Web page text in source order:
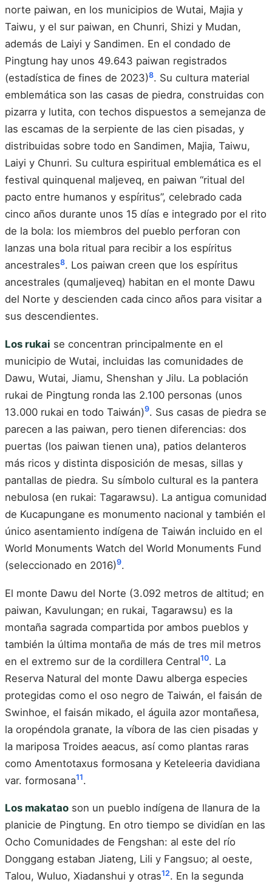
norte paiwan, en los municipios de Wutai, Majia y
Taiwu, y el sur paiwan, en Chunri, Shizi y Mudan,
además de Laiyi y Sandimen. En el condado de
Pingtung hay unos 49.643 paiwan registrados
(estadística de fines de 2023)8. Su cultura material
emblemática son las casas de piedra, construidas con
pizarra y lutita, con techos dispuestos a semejanza de
las escamas de la serpiente de las cien pisadas, y
distribuidas sobre todo en Sandimen, Majia, Taiwu,
Laiyi y Chunri. Su cultura espiritual emblemática es el
festival quinquenal maljeveq, en paiwan “ritual del
pacto entre humanos y espíritus”, celebrado cada
cinco años durante unos 15 días e integrado por el rito
de la bola: los miembros del pueblo perforan con
lanzas una bola ritual para recibir a los espíritus
ancestrales8. Los paiwan creen que los espíritus
ancestrales (qumaljeveq) habitan en el monte Dawu
del Norte y descienden cada cinco años para visitar a
sus descendientes.
Los rukai se concentran principalmente en el
municipio de Wutai, incluidas las comunidades de
Dawu, Wutai, Jiamu, Shenshan y Jilu. La población
rukai de Pingtung ronda las 2.100 personas (unos
13.000 rukai en todo Taiwán)9. Sus casas de piedra se
parecen a las paiwan, pero tienen diferencias: dos
puertas (los paiwan tienen una), patios delanteros
más ricos y distinta disposición de mesas, sillas y
pantallas de piedra. Su símbolo cultural es la pantera
nebulosa (en rukai: Tagarawsu). La antigua comunidad
de Kucapungane es monumento nacional y también el
único asentamiento indígena de Taiwán incluido en el
World Monuments Watch del World Monuments Fund
(seleccionado en 2016)9.
El monte Dawu del Norte (3.092 metros de altitud; en
paiwan, Kavulungan; en rukai, Tagarawsu) es la
montaña sagrada compartida por ambos pueblos y
también la última montaña de más de tres mil metros
en el extremo sur de la cordillera Central10. La
Reserva Natural del monte Dawu alberga especies
protegidas como el oso negro de Taiwán, el faisán de
Swinhoe, el faisán mikado, el águila azor montañesa,
la oropéndola granate, la víbora de las cien pisadas y
la mariposa Troides aeacus, así como plantas raras
como Amentotaxus formosana y Keteleeria davidiana
var. formosana11.
Los makatao son un pueblo indígena de llanura de la
planicie de Pingtung. En otro tiempo se dividían en las
Ocho Comunidades de Fengshan: al este del río
Donggang estaban Jiateng, Lili y Fangsuo; al oeste,
Talou, Wuluo, Xiadanshui y otras12. En la segunda